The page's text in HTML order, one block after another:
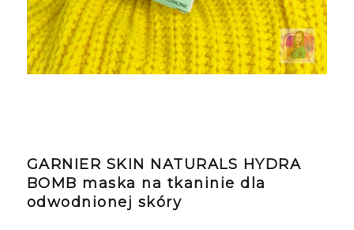
GARNIER SKIN NATURALS HYDRA
BOMB maska na tkaninie dla
odwodnionej skóry